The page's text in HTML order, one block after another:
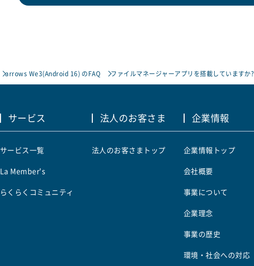
arrows We3(Android 16) のFAQ ファイルマネージャーアプリを搭載していますか?
サービス
サービス一覧
La Member's
らくらくコミュニティ
法人のお客さま
法人のお客さまトップ
企業情報
企業情報トップ
会社概要
事業について
企業理念
事業の歴史
環境・社会への対応